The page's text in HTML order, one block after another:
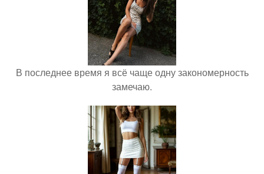
В последнее время я всё чаще одну закономерность
замечаю.